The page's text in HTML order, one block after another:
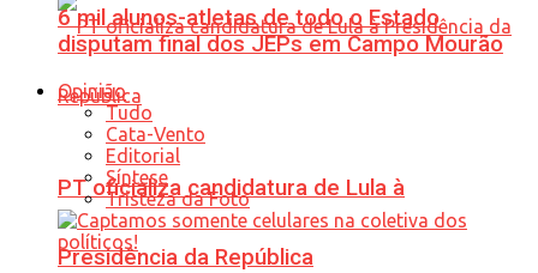
PT oficializa candidatura de Lula à
Presidência da República
6 mil alunos-atletas de todo o Estado
disputam final dos JEPs em Campo Mourão
Opinião
Tudo
Cata-Vento
Editorial
Síntese
Tristeza da Foto